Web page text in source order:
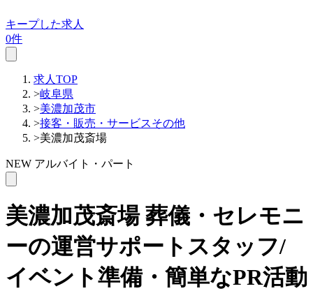
キープした求人
0件
求人TOP
>岐阜県
>美濃加茂市
>接客・販売・サービスその他
>美濃加茂斎場
NEW アルバイト・パート
美濃加茂斎場葬儀・セレモニ
ーの運営サポートスタッフ/
イベント準備・簡単なPR活動